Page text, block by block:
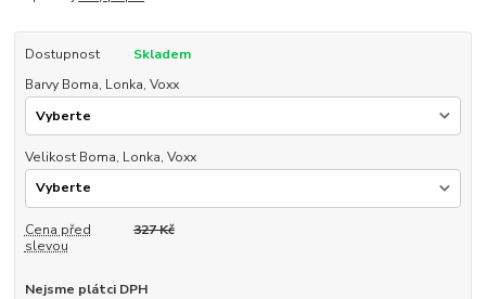
Dostupnost
Skladem
Barvy Boma, Lonka, Voxx
Velikost Boma, Lonka, Voxx
Cena před
slevou
327 Kč
Nejsme plátci DPH